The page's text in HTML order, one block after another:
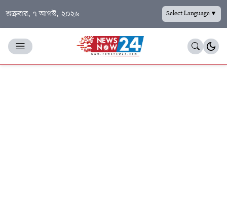
শুক্রবার, ৭ আগস্ট, ২০২৬ Select Language▼